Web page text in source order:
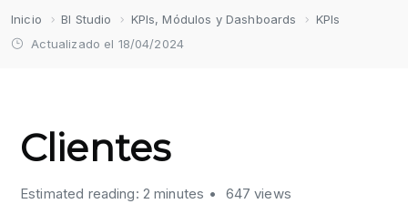
Inicio BI Studio KPIs, Módulos y Dashboards
KPIs
Actualizado el 18/04/2024
Clientes
Estimated reading: 2 minutes 647 views